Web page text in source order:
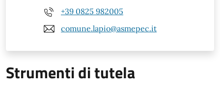
+39 0825 982005
comune.lapio@asmepec.it
Strumenti di tutela